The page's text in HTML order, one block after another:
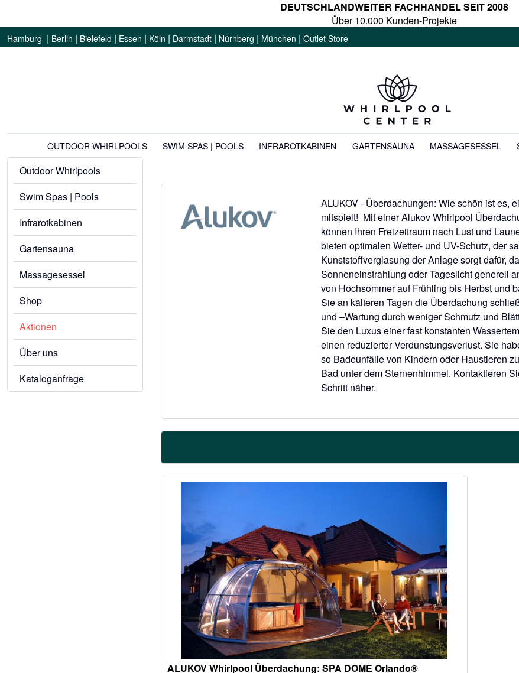
DEUTSCHLANDWEITER FACHHANDEL SEIT 2008
Über 10.000 Kunden-Projekte
Hamburg | Berlin | Bielefeld | Essen | Köln | Darmstadt | Nürnberg | München | Outlet Store
OUTDOOR WHIRLPOOLS SWIM SPAS | POOLS INFRAROTKABINEN GARTENSAUNA MASSAGESESSEL
Outdoor Whirlpools
Swim Spas | Pools
Infrarotkabinen
Gartensauna
Massagesessel
Shop
Aktionen
Über uns
Kataloganfrage
ALUKOV - Überdachungen: Wie schön ist es,
mitspielt! Mit einer Alukov Whirlpool
können Ihren Freizeitraum nach Lust und
bieten optimalen Wetter- und UV-Schutz, der
Kunststoffverglasung der Anlage sorgt dafür,
Sonneneinstrahlung oder Tageslicht generell
von Hochsommer auf Frühling bis Herbst und
Sie an kälteren Tagen die Überdachung
und –Wartung durch weniger Schmutz und
Sie den Luxus einer fast konstanten
einen reduzierter Verdunstungsverlust. Sie
so Badeunfälle von Kindern oder Haustieren
Bad unter dem Sternenhimmel. Kontaktieren
Schritt näher.
ALUKOV Whirlpool Überdachung: SPA DOME Orlando®